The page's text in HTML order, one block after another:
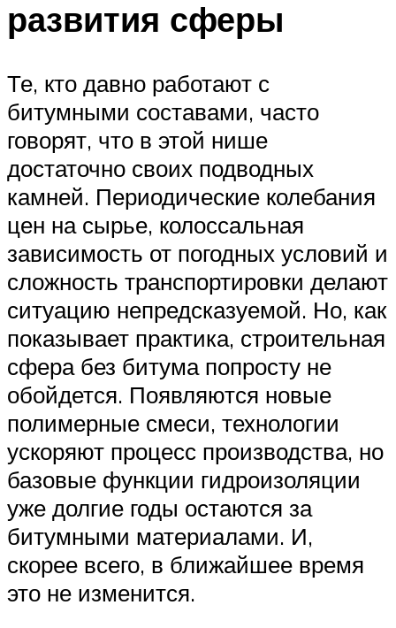
развития сферы
Те, кто давно работают с
битумными составами, часто
говорят, что в этой нише
достаточно своих подводных
камней. Периодические колебания
цен на сырье, колоссальная
зависимость от погодных условий и
сложность транспортировки делают
ситуацию непредсказуемой. Но, как
показывает практика, строительная
сфера без битума попросту не
обойдется. Появляются новые
полимерные смеси, технологии
ускоряют процесс производства, но
базовые функции гидроизоляции
уже долгие годы остаются за
битумными материалами. И,
скорее всего, в ближайшее время
это не изменится.